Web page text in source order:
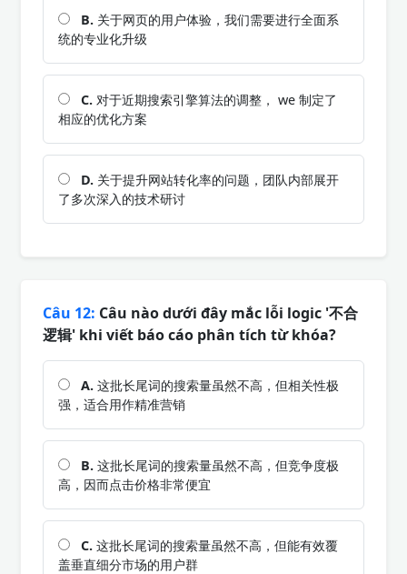
B. 关于网页的用户体验，我们需要进行全面系
统的专业化升级
C. 对于近期搜索引擎算法的调整， we 制定了
相应的优化方案
D. 关于提升网站转化率的问题，团队内部展开
了多次深入的技术研讨
Câu 12: Câu nào dưới đây mắc lỗi logic '不合
逻辑' khi viết báo cáo phân tích từ khóa?
A. 这批长尾词的搜索量虽然不高，但相关性极
强，适合用作精准营销
B. 这批长尾词的搜索量虽然不高，但竞争度极
高，因而点击价格非常便宜
C. 这批长尾词的搜索量虽然不高，但能有效覆
盖垂直细分市场的用户群